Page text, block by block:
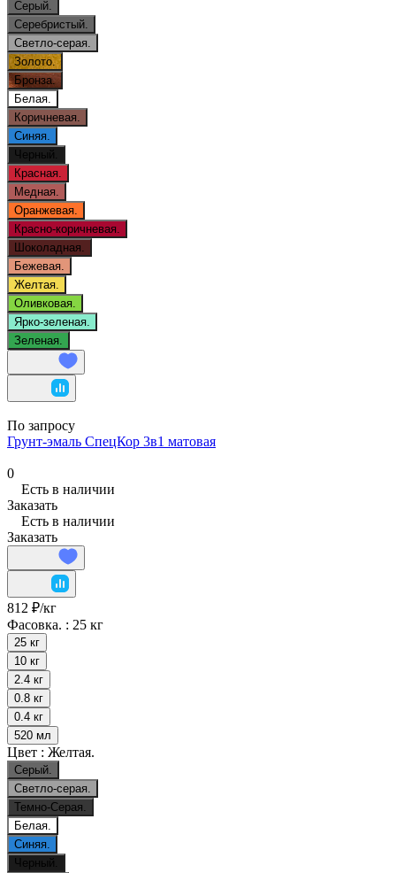
Серый.
Серебристый.
Светло-серая.
Золото.
Бронза.
Белая.
Коричневая.
Синяя.
Черный.
Красная.
Медная.
Оранжевая.
Красно-коричневая.
Шоколадная.
Бежевая.
Желтая.
Оливковая.
Ярко-зеленая.
Зеленая.
По запросу
Грунт-эмаль СпецКор 3в1 матовая
0
Есть в наличии
Заказать
Есть в наличии
Заказать
812 ₽/кг
Фасовка. : 25 кг
25 кг
10 кг
2.4 кг
0.8 кг
0.4 кг
520 мл
Цвет : Желтая.
Серый.
Светло-серая.
Темно-Серая.
Белая.
Синяя.
Черный.